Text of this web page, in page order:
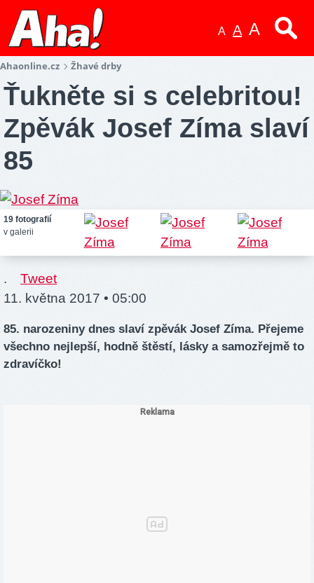
A A A
Ahaonline.cz Žhavé drby
Ťukněte si s celebritou!
Zpěvák Josef Zíma slaví
85
19 fotografií
v galerii
.
Tweet
11. května 2017 • 05:00
85. narozeniny dnes slaví zpěvák Josef Zíma. Přejeme
všechno nejlepší, hodně štěstí, lásky a samozřejmě to
zdravíčko!